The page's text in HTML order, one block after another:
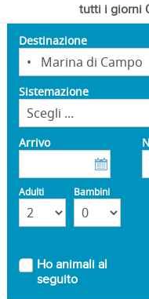
tutti i giorni
Destinazione
Sistemazione
Arrivo
Adulti Bambini
Ho animali al
seguito